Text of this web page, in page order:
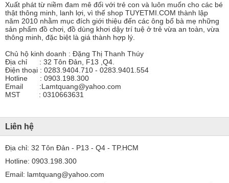
Xuất phát từ niềm đam mê đối với trẻ con và luôn muốn cho các bé
thật thông minh, lanh lợi, vì thế shop TUYETMI.COM thành lập
năm 2010 nhằm mục đích giới thiệu đến các ông bố bà mẹ những
sản phẩm đồ chơi, đồ dùng khơi dậy trí tuệ ở trẻ vừa an toàn, vừa
thông minh, đặc biệt là giá thành hợp lý.
Chủ hộ kinh doanh : Đặng Thị Thanh Thúy
Địa chỉ : 32 Tôn Đản, F13 ,Q4.
Điện thoại : 0283.9404.710 - 0283.9401.554
Hotline : 0903.198.300
Email :Lamtquang@yahoo.com
MST : 0310663631
Liên hệ
Địa chỉ: 32 Tôn Đản - P13 - Q4 - TP.HCM
Hotline: 0903.198.300
Email: lamtquang@yahoo.com